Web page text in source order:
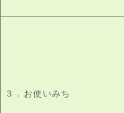
３．お使いみち